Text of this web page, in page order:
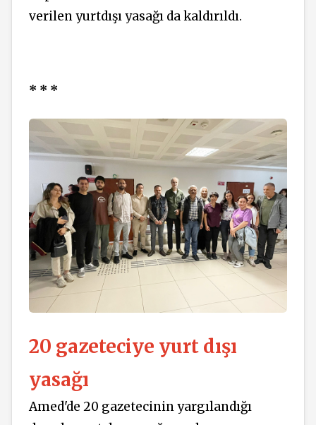
verilen yurtdışı yasağı da kaldırıldı.
* * *
20 gazeteciye yurt dışı
yasağı
Amed'de 20 gazetecinin yargılandığı